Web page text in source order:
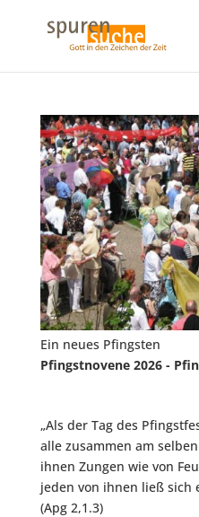
Ein neues Pfingsten
Pfingstnovene 2026 -
„Als der Tag des
alle zusammen am
ihnen Zungen wie von
jeden von ihnen ließ sich
(Apg 2,1.3)